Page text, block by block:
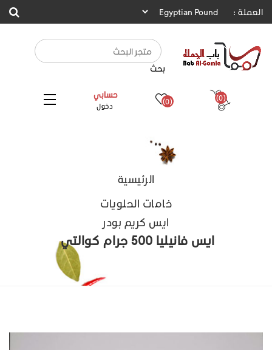
العملة :
بحث
حسابي
دخول (0) (0)
الرئيسية
خامات الحلويات
ايس كريم بودر
ايس فانيليا 500 جرام كوالتي